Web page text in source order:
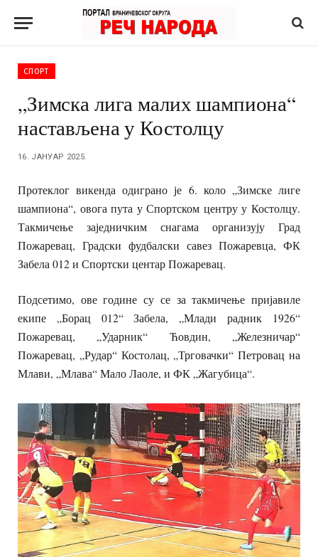
СПОРТ
„Зимска лига малих шампиона“
настављена у Костолцу
16. ЈАНУАР 2025.
Протеклог викенда одиграно је 6. коло „Зимске лиге
шампиона“, овога пута у Спортском центру у Костолцу.
Такмичење заједничким снагама организују Град
Пожаревац, Градски фудбалски савез Пожаревца, ФК
Забела 012 и Спортски центар Пожаревац.
Подсетимо, ове године су се за такмичење пријавиле
екипе „Борац 012“ Забела, „Млади радник 1926“
Пожаревац, „Ударник“ Ћовдин, „Железничар“
Пожаревац, „Рудар“ Костолац, „Трговачки“ Петровац на
Млави, „Млава“ Мало Лаоле, и ФК „Жагубица“.